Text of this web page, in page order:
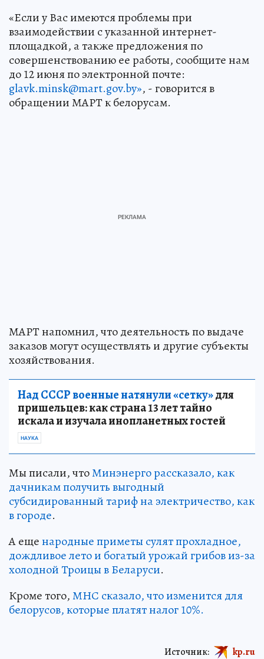
«Если у Вас имеются проблемы при
взаимодействии с указанной интернет-
площадкой, а также предложения по
совершенствованию ее работы, сообщите нам
до 12 июня по электронной почте:
glavk.minsk@mart.gov.by», - говорится в
обращении МАРТ к белорусам.
МАРТ напомнил, что деятельность по выдаче
заказов могут осуществлять и другие субъекты
хозяйствования.
Над СССР военные натянули «сетку»для
пришельцев: как страна 13 лет тайно
искала и изучала инопланетных гостей
НАУКА
Мы писали, чтоМинэнерго рассказало, как
дачникам получить выгодный
субсидированный тариф на электричество, как
в городе.
А ещенародные приметы сулят прохладное,
дождливое лето и богатый урожай грибов из-за
холодной Троицы в Беларуси.
Кроме того,МНС сказало, что изменится для
белорусов, которые платят налог 10%.
Источник: kp.ru